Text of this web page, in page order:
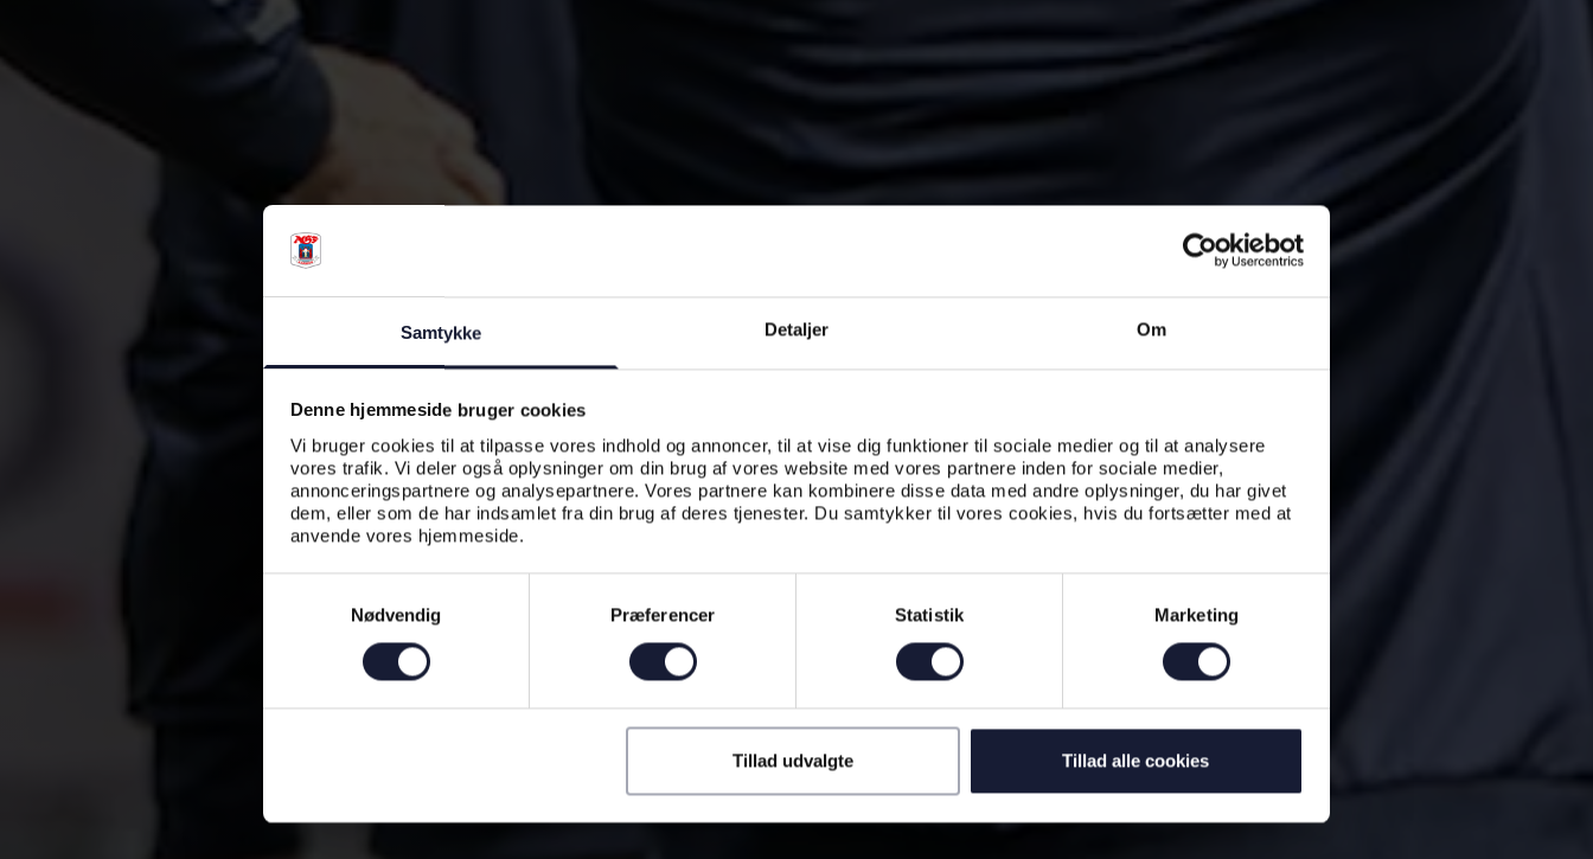
Samtykke Detaljer Om
Denne hjemmeside bruger cookies
Vi bruger cookies til at tilpasse vores indhold og annoncer, til at vise dig funktioner til sociale medier og til at analysere
vores trafik. Vi deler også oplysninger om din brug af vores website med vores partnere inden for sociale medier,
annonceringspartnere og analysepartnere. Vores partnere kan kombinere disse data med andre oplysninger, du har givet
dem, eller som de har indsamlet fra din brug af deres tjenester. Du samtykker til vores cookies, hvis du fortsætter med at
anvende vores hjemmeside.
Nødvendig
Præferencer Statistik Marketing
Tillad udvalgte Tillad alle cookies